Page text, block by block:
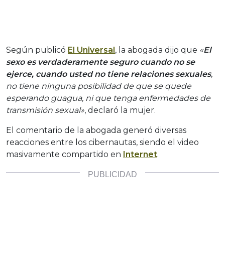
Según publicó El Universal , la abogada dijo que «El
sexo es verdaderamente seguro cuando no se
ejerce, cuando usted no tiene relaciones sexuales,
no tiene ninguna posibilidad de que se quede
esperando guagua, ni que tenga enfermedades de
transmisión sexual», declaró la mujer.
El comentario de la abogada generó diversas
reacciones entre los cibernautas, siendo el video
masivamente compartido en Internet.